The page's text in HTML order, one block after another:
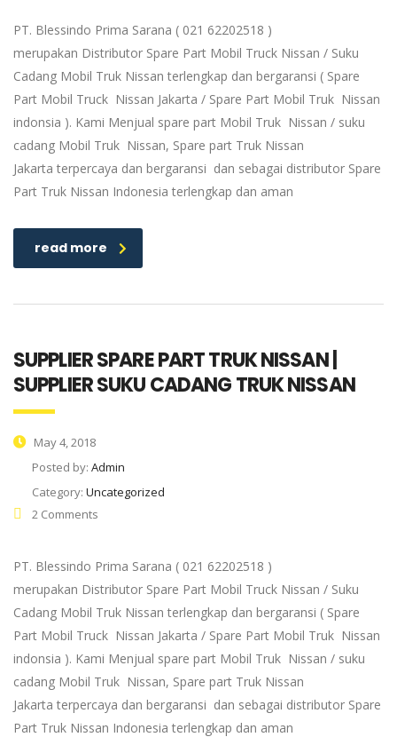
PT. Blessindo Prima Sarana ( 021 62202518 )
merupakan Distributor Spare Part Mobil Truck Nissan / Suku
Cadang Mobil Truk Nissan terlengkap dan bergaransi ( Spare
Part Mobil Truck Nissan Jakarta / Spare Part Mobil Truk Nissan
indonsia ). Kami Menjual spare part Mobil Truk Nissan / suku
cadang Mobil Truk Nissan, Spare part Truk Nissan
Jakarta terpercaya dan bergaransi dan sebagai distributor Spare
Part Truk Nissan Indonesia terlengkap dan aman
read more
SUPPLIER SPARE PART TRUK NISSAN |
SUPPLIER SUKU CADANG TRUK NISSAN
May 4, 2018
Posted by: Admin
Category: Uncategorized
2 Comments
PT. Blessindo Prima Sarana ( 021 62202518 )
merupakan Distributor Spare Part Mobil Truck Nissan / Suku
Cadang Mobil Truk Nissan terlengkap dan bergaransi ( Spare
Part Mobil Truck Nissan Jakarta / Spare Part Mobil Truk Nissan
indonsia ). Kami Menjual spare part Mobil Truk Nissan / suku
cadang Mobil Truk Nissan, Spare part Truk Nissan
Jakarta terpercaya dan bergaransi dan sebagai distributor Spare
Part Truk Nissan Indonesia terlengkap dan aman